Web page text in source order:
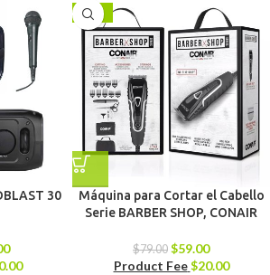
5
30
-25%
Máquina para Cortar el Cabello
Serie BARBER SHOP, CONAIR
$79.00 $59.00
Product Fee $20.00